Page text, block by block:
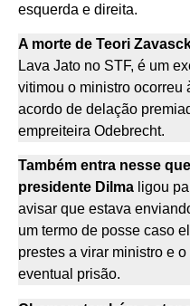
esquerda e direita.
A morte de Teori
Lava Jato no STF, é um
vitimou o ministro ocorreu
acordo de delação
empreiteira Odebrecht.
Também entra nesse
presidente Dilma ligou
avisar que estava
um termo de posse caso
prestes a virar ministro e
eventual prisão.